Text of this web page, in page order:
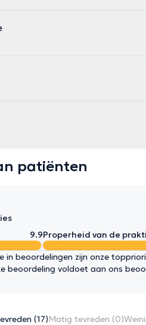
patiënten
9.9Properheid van de
in beoordelingen zijn onze
beoordeling voldoet aan ons
(17)Matig tevreden (0)